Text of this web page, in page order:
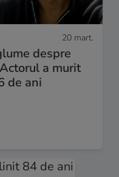
20 mart.
despre
a murit
de ani